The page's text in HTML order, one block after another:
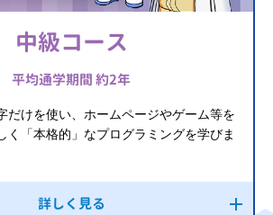
中級コース
平均通学期間 約2年
だけを使い、ホームページやゲーム等を
く「本格的」なプログラミングを学びま
詳しく見る